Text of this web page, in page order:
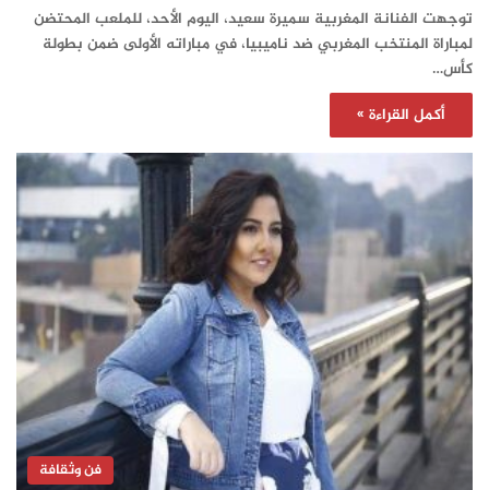
توجهت الفنانة المغربية سميرة سعيد، اليوم الأحد، للملعب المحتضن
لمباراة المنتخب المغربي ضد ناميبيا، في مباراته الأولى ضمن بطولة
كأس…
أكمل القراءة »
فن وثقافة